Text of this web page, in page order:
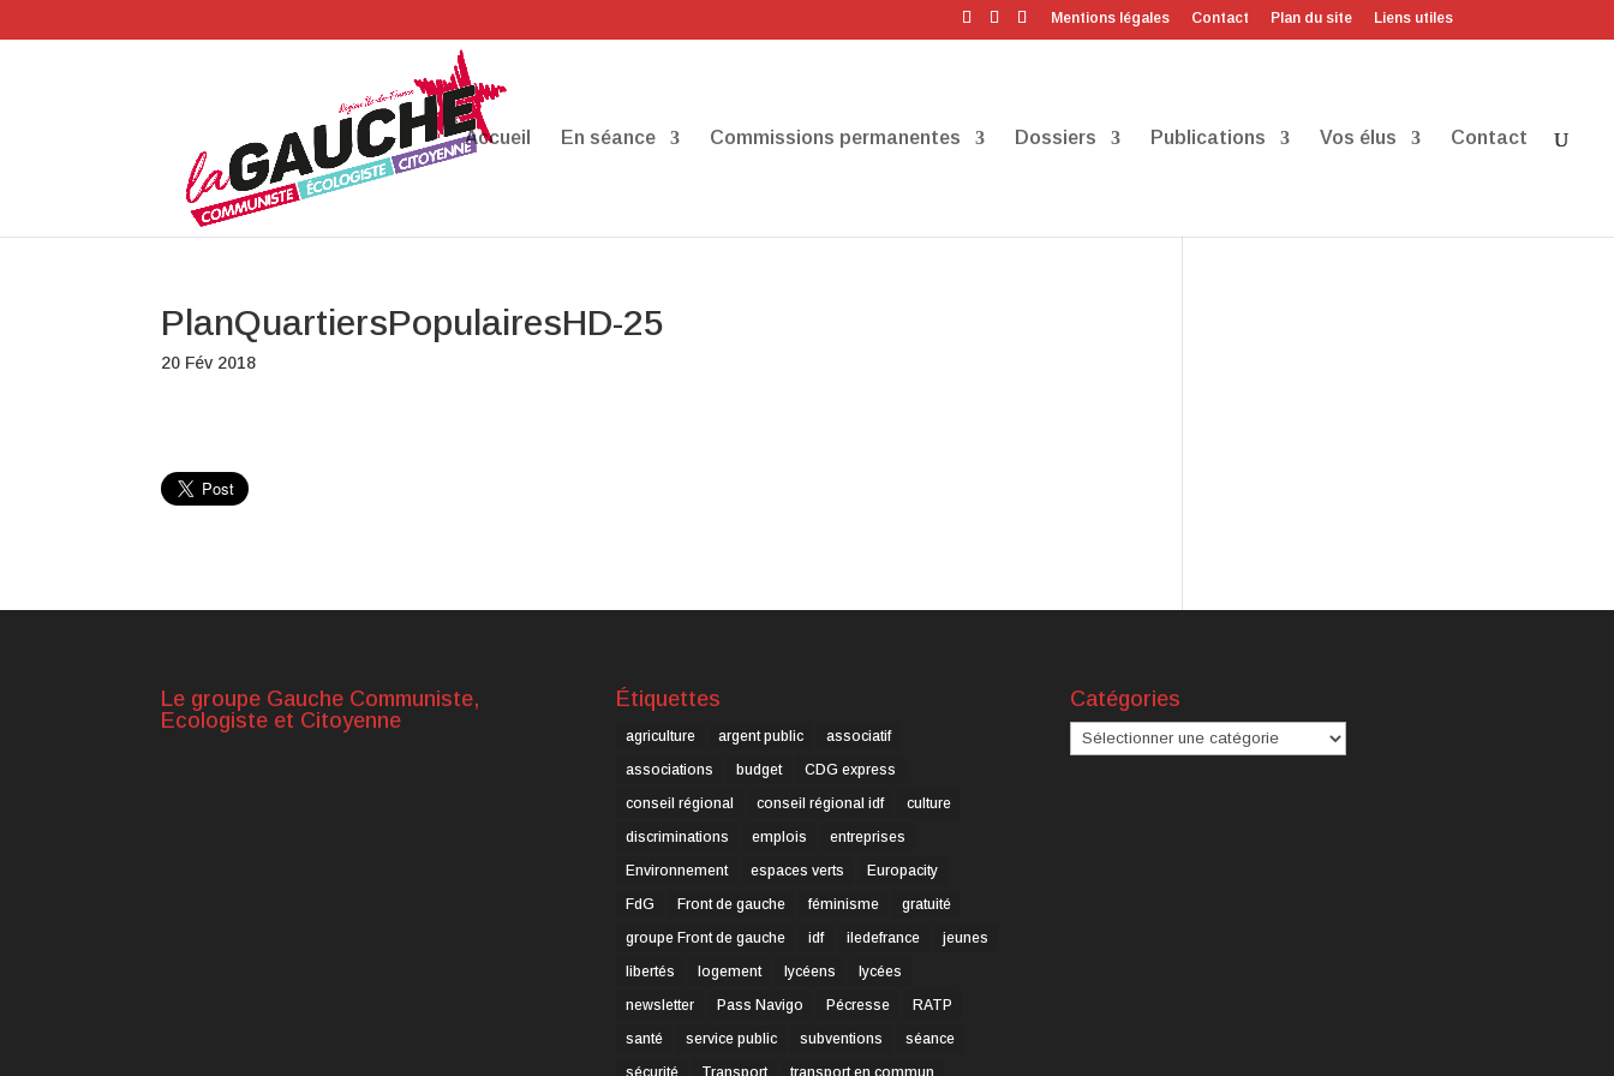
Mentions légales Contact Plan du site Liens utiles
Accueil En séance Commissions permanentes Dossiers Publications Vos élus Contact
PlanQuartiersPopulairesHD-25
20 Fév 2018
Le groupe Gauche Communiste,
Ecologiste et Citoyenne
Étiquettes
agriculture argent public
associatif
associations
budget
CDG express
conseil régional
conseil régional idf
culture
discriminations
emplois
entreprises
Environnement
espaces verts
Europacity
FdG
Front de gauche féminisme
gratuité
groupe Front de gauche
idf iledefrance
jeunes
libertés
logement lycéens
lycées
newsletter
Pass Navigo Pécresse
RATP
santé
service public subventions
séance
sécurité
Transport transport en commun
Catégories
Catégories